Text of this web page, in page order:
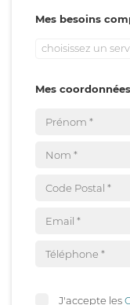
Mes besoins
choisissez un
Mes coordonnées
J'accepte les